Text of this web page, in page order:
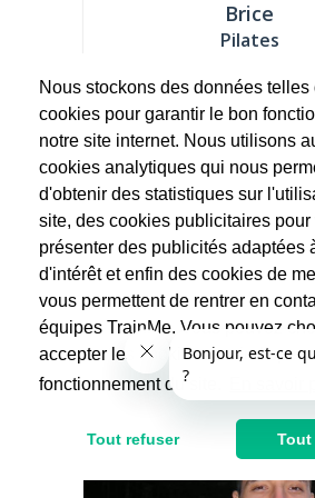
Brice
Pilates
Je suis professeur de Pilates
d’abord un parcours de
70€ 35€
Après réduction
Nous stockons des données telles
cookies pour garantir le bon
notre site internet. Nous utilisons
cookies analytiques qui nous
d'obtenir des statistiques sur
site, des cookies publicitaires pour
présenter des publicités adaptées
d'intérêt et enfin des cookies de
vous permettent de rentrer en
équipes TrainMe. Vous pouvez
accepter les cookies non
fonctionnement du site.
Tout refuser Tout